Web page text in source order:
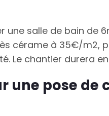
une salle de bain de
cérame à 35€/m2,
Le chantier durera
une pose de